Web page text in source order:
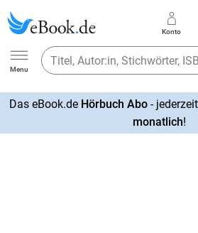
Ebook.de
Menu
Konto
Das eBook.de Hörbuch Abo-
monatlich!